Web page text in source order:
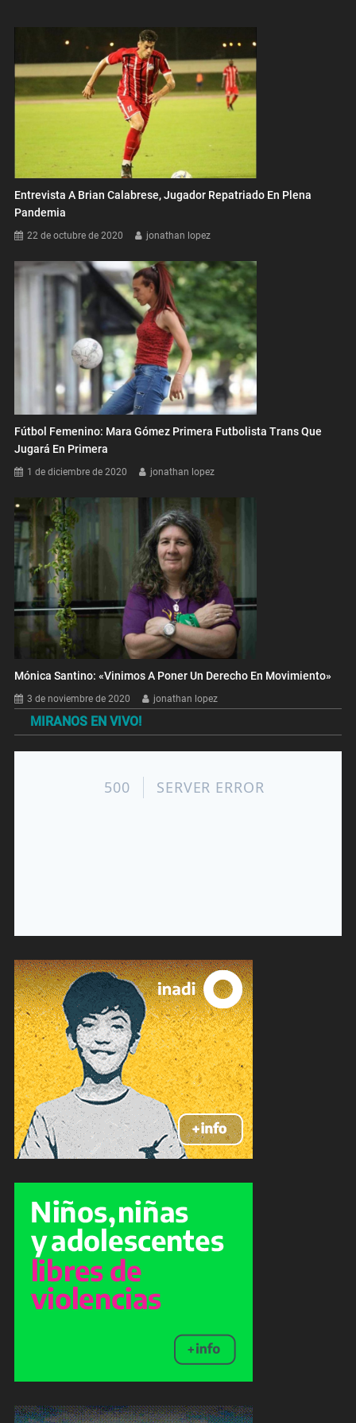
Entrevista A Brian Calabrese, Jugador Repatriado En Plena
Pandemia
22 de octubre de 2020 jonathan lopez
Fútbol Femenino: Mara Gómez Primera Futbolista Trans Que
Jugará En Primera
1 de diciembre de 2020 jonathan lopez
Mónica Santino: «Vinimos A Poner Un Derecho En Movimiento»
3 de noviembre de 2020 jonathan lopez
MIRANOS EN VIVO!